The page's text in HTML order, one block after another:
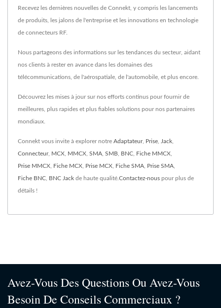
Recevez les dernières nouvelles de Connekt, y compris les lancements
de produits, les jalons de l'entreprise et les innovations en technologie
de connecteurs RF.
Nous partageons des informations sur les tendances du secteur, aidant
nos clients à rester en avance dans les domaines des
télécommunications, de l'aérospatiale, de l'automobile, et plus encore.
Découvrez les mises à jour sur nos efforts continus pour fournir de
meilleures, plus rapides et plus fiables solutions pour nos partenaires
mondiaux.
Connekt vous invite à explorer notre Adaptateur, Prise Jack
Connecteur, MCX MMCX SMA SMB BNC Fiche MMCX
Prise MMCX Fiche MCX Prise MCX Fiche SMA Prise SMA
Fiche BNC BNC Jack de haute qualité. Contactez-nous pour plus de
détails !
Avez-Vous Des Questions Ou Avez-Vous
Besoin De Conseils Commerciaux ?